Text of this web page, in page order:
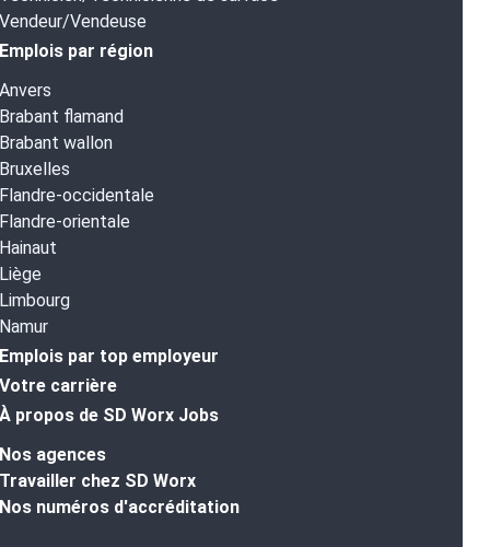
Vendeur/Vendeuse
Emplois par région
Anvers
Brabant flamand
Brabant wallon
Bruxelles
Flandre-occidentale
Flandre-orientale
Hainaut
Liège
Limbourg
Namur
Emplois par top employeur
Votre carrière
À propos de SD Worx Jobs
Nos agences
Travailler chez SD Worx
Nos numéros d'accréditation